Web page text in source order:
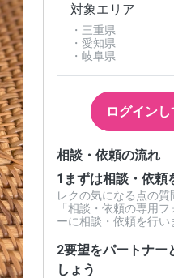
対象エリア
・三重県
・愛知県
・岐阜県
ログイン
相談・依頼の流れ
1 まずは相談・依頼
レクの気になる点の
「相談・依頼の専用
ーに相談・依頼を行い
2要望をパートナー
しょう